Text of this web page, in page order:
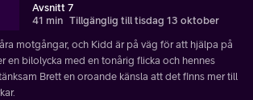
Avsnitt 7
41 min Tillgänglig till tisdag 13 oktober
motgångar, och Kidd är på väg för att hjälpa på
en bilolycka med en tonårig flicka och hennes
Brett en oroande känsla att det finns mer till